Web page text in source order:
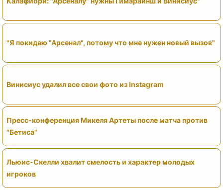
"Я покидаю "Арсенал", потому что мне нужен новый вызов"
Винисиус удалил все свои фото из Instagram
Пресс-конференция Микеля Артеты после матча против
"Бетиса"
Льюис-Скелли хвалит смелость и характер молодых
игроков